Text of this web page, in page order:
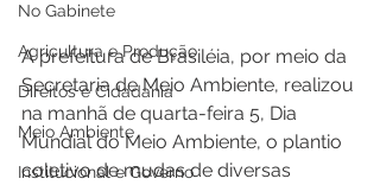
No Gabinete
Agricultura e Produção
Direitos e Cidadania
Meio Ambiente
Institucional e Governo
A prefeitura de Brasiléia, por meio da
Secretaria de Meio Ambiente, realizou
na manhã de quarta-feira 5, Dia
Mundial do Meio Ambiente, o plantio
coletivo de mudas de diversas